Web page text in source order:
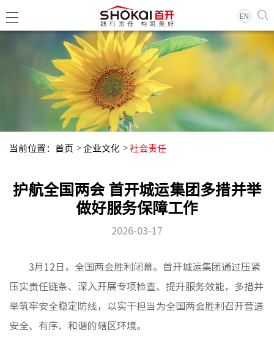
EN
集团简
历史沿
经典项
基层动
媒体聚
当前位置： 首页 企业文化 社会责任
护航全国两会 首开城运集团多措并举
做好服务保障工作
2026-03-17
3月12日，全国两会胜利闭幕。首开城运集团通过压紧
压实责任链条、深入开展专项检查、提升服务效能，多措并
举筑牢安全稳定防线，以实干担当为全国两会胜利召开营造
安全、有序、和谐的辖区环境。